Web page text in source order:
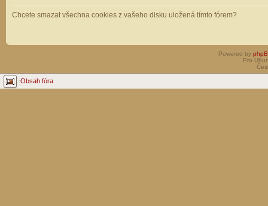
Chcete smazat všechna cookies z vašeho disku uložená tímto fórem?
Powered by
Pro
Obsah fóra